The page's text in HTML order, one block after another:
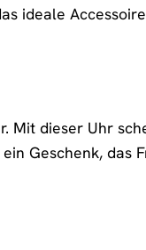
ideale
Mit dieser Uhr
Geschenk, das